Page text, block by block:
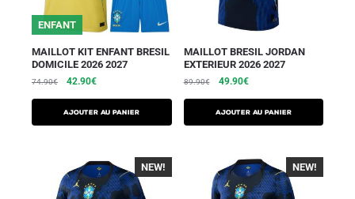
ENFANT
MAILLOT KIT ENFANT BRESIL
DOMICILE 2026 2027
74.90€ 42.90€
AJOUTER AU PANIER
MAILLOT BRESIL JORDAN
EXTERIEUR 2026 2027
89.90€ 49.90€
AJOUTER AU PANIER
-40%
NEW! -40%
NEW!